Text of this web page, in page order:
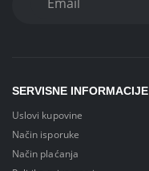
SERVISNE INFORMACIJE
Uslovi kupovine
Način isporuke
Način plaćanja